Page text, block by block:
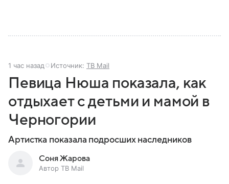
1 час назад Источник: ТВ Mail
Певица Нюша показала, как
отдыхает с детьми и мамой в
Черногории
Артистка показала подросших наследников
Соня Жарова
Автор ТВ Mail